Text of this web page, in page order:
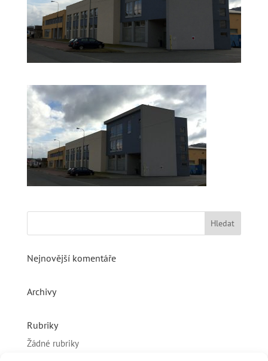
Nejnovější komentáře
Archivy
Rubriky
Žádné rubriky